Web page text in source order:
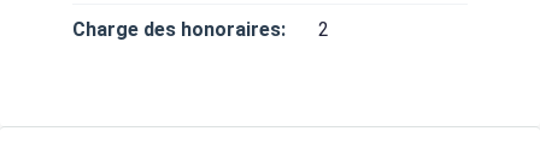
Charge des honoraires: 2